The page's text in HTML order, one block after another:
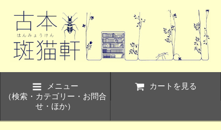
メニュー
（検索・カテゴリー・お問合
せ・ほか）
カートを見る